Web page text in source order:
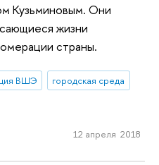
Кузьминовым. Они
жизни
страны.
ВШЭ
городская среда
12 апреля 2018